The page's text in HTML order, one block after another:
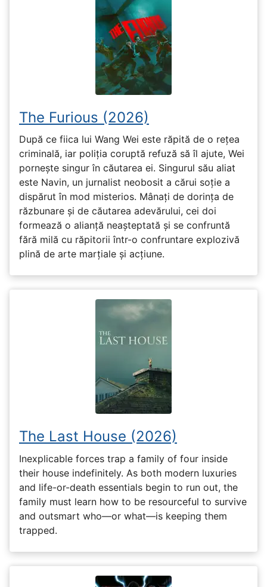
The Furious (2026)
După ce fiica lui Wang Wei este răpită de o rețea
criminală, iar poliția coruptă refuză să îl ajute, Wei
pornește singur în căutarea ei. Singurul său aliat
este Navin, un jurnalist neobosit a cărui soție a
dispărut în mod misterios. Mânați de dorința de
răzbunare și de căutarea adevărului, cei doi
formează o alianță neașteptată și se confruntă
fără milă cu răpitorii într-o confruntare explozivă
plină de arte marțiale și acțiune.
The Last House (2026)
Inexplicable forces trap a family of four inside
their house indefinitely. As both modern luxuries
and life-or-death essentials begin to run out, the
family must learn how to be resourceful to survive
and outsmart who—or what—is keeping them
trapped.